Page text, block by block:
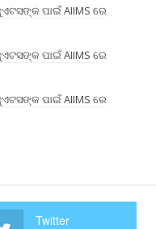
ପାଇଁ AIIMS ରେ
ପାଇଁ AIIMS ରେ
ପାଇଁ AIIMS ରେ
Twitter